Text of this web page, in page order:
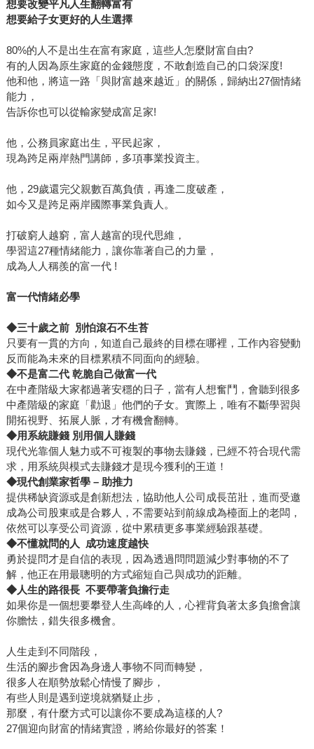
想要改變平凡人生翻轉富有
想要給子女更好的人生選擇
80%的人不是出生在富有家庭，這些人怎麼財富自由?
有的人因為原生家庭的金錢態度，不敢創造自己的口袋深度!
他和他，將這一路「與財富越來越近」的關係，歸納出27個情緒
能力，
告訴你也可以從輸家變成富足家!
他，公務員家庭出生，平民起家，
現為跨足兩岸熱門講師，多項事業投資主。
他，29歲還完父親數百萬負債，再逢二度破產，
如今又是跨足兩岸國際事業負責人。
打破窮人越窮，富人越富的現代思維，
學習這27種情緒能力，讓你靠著自己的力量，
成為人人稱羨的富一代 !
富一代情緒必學
◆三十歲之前 別怕滾石不生苔
只要有一貫的方向，知道自己最終的目標在哪裡，工作內容變動
反而能為未來的目標累積不同面向的經驗。
◆不是富二代 乾脆自己做富一代
在中產階級大家都過著安穩的日子，當有人想奮鬥，會聽到很多
中產階級的家庭「勸退」他們的子女。實際上，唯有不斷學習與
開拓視野、拓展人脈，才有機會翻轉。
◆用系統賺錢 別用個人賺錢
現代光靠個人魅力或不可複製的事物去賺錢，已經不符合現代需
求，用系統與模式去賺錢才是現今獲利的王道！
◆現代創業家哲學 – 助推力
提供稀缺資源或是創新想法，協助他人公司成長茁壯，進而受邀
成為公司股東或是合夥人，不需要站到前線成為檯面上的老闆，
依然可以享受公司資源，從中累積更多事業經驗跟基礎。
◆不懂就問的人 成功速度越快
勇於提問才是自信的表現，因為透過問問題減少對事物的不了
解，他正在用最聰明的方式縮短自己與成功的距離。
◆人生的路很長 不要帶著負擔行走
如果你是一個想要攀登人生高峰的人，心裡背負著太多負擔會讓
你膽怯，錯失很多機會。
人生走到不同階段，
生活的腳步會因為身邊人事物不同而轉變，
很多人在順勢放鬆心情慢了腳步，
有些人則是遇到逆境就猶疑止步，
那麼，有什麼方式可以讓你不要成為這樣的人?
27個迎向財富的情緒實證，將給你最好的答案！